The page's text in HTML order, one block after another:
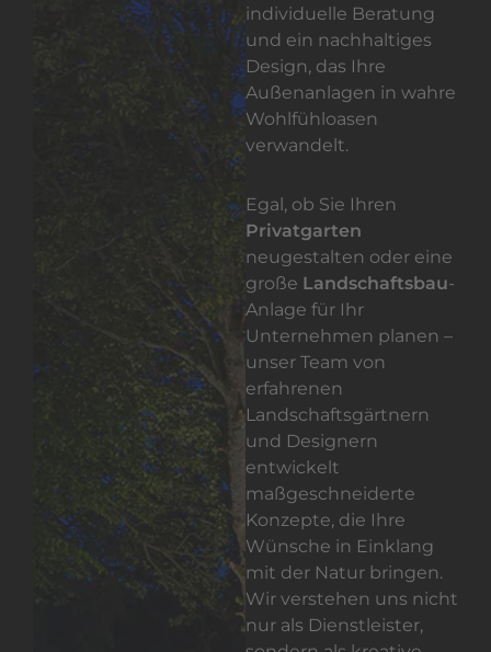
individuelle Beratung
und ein nachhaltiges
Design, das Ihre
Außenanlagen in wahre
Wohlfühloasen
verwandelt.
Egal, ob Sie Ihren
Privatgarten
neugestalten oder eine
große Landschaftsbau-
Anlage für Ihr
Unternehmen planen –
unser Team von
erfahrenen
Landschaftsgärtnern
und Designern
entwickelt
maßgeschneiderte
Konzepte, die Ihre
Wünsche in Einklang
mit der Natur bringen.
Wir verstehen uns nicht
nur als Dienstleister,